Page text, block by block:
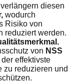
diesen
wodurch
Risiko von
reduziert werden.
von NSS
effektivste
zu reduzieren und